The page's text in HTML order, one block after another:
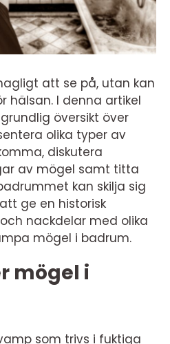
att se på, utan kan
hälsan. I denna artikel
översikt över
olika typer av
diskutera
av mögel samt titta
kan skilja sig
ge en historisk
nackdelar med olika
mögel i badrum.
mögel i
som trivs i fuktiga